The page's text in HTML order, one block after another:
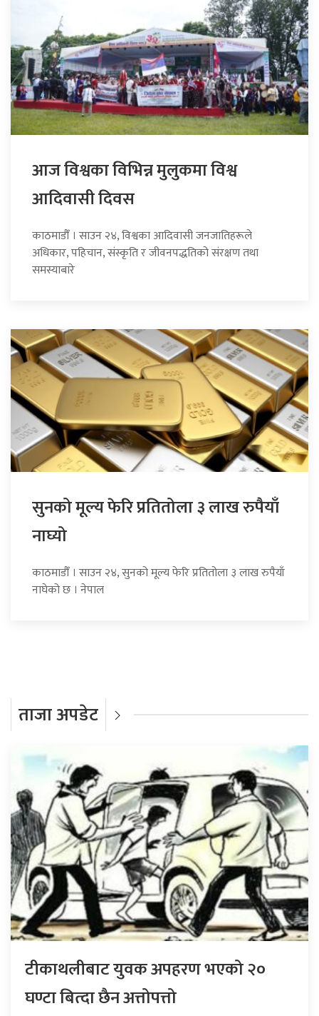
आज विश्वका विभिन्न मुलुकमा विश्व
आदिवासी दिवस
काठमाडौँ । साउन २४, विश्वका आदिवासी जनजातिहरूले
अधिकार, पहिचान, संस्कृति र जीवनपद्धतिको संरक्षण तथा
समस्याबारे
सुनको मूल्य फेरि प्रतितोला ३ लाख रुपैयाँ
नाघ्यो
काठमाडौँ । साउन २४, सुनको मूल्य फेरि प्रतितोला ३ लाख रुपैयाँ
नाघेको छ । नेपाल
ताजा अपडेट
टीकाथलीबाट युवक अपहरण भएको २०
घण्टा बित्दा छैन अत्तोपत्तो